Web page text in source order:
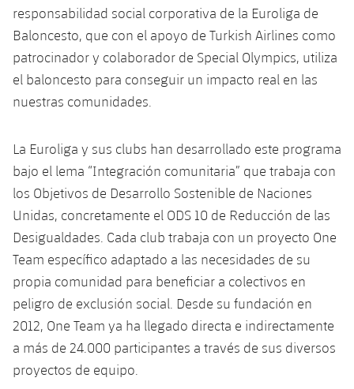
responsabilidad social corporativa de la Euroliga de
Baloncesto, que con el apoyo de Turkish Airlines como
patrocinador y colaborador de Special Olympics, utiliza
el baloncesto para conseguir un impacto real en las
nuestras comunidades.
La Euroliga y sus clubs han desarrollado este programa
bajo el lema “Integración comunitaria” que trabaja con
los Objetivos de Desarrollo Sostenible de Naciones
Unidas, concretamente el ODS 10 de Reducción de las
Desigualdades. Cada club trabaja con un proyecto One
Team específico adaptado a las necesidades de su
propia comunidad para beneficiar a colectivos en
peligro de exclusión social. Desde su fundación en
2012, One Team ya ha llegado directa e indirectamente
a más de 24.000 participantes a través de sus diversos
proyectos de equipo.